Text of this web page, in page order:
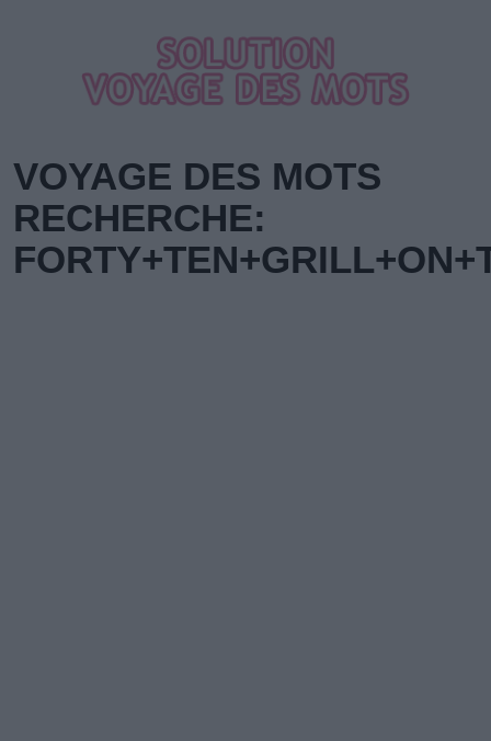
VOYAGE DES MOTS
RECHERCHE: